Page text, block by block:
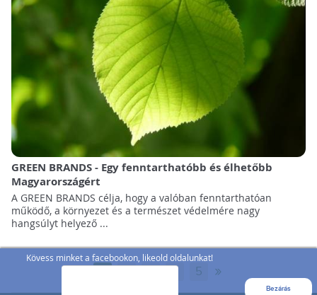
Kövess minket a facebookon, likeold oldalunkat!
Bezárás
GREEN BRANDS - Egy fenntarthatóbb és élhetőbb
Magyarországért
A GREEN BRANDS célja, hogy a valóban fenntarthatóan
működő, a környezet és a természet védelmére nagy
hangsúlyt helyező ...
... 5 »